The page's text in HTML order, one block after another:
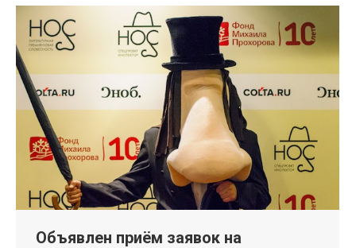
Объявлен приём заявок на